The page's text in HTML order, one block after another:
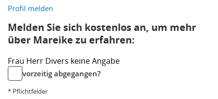
Profil melden
Melden Sie sich kostenlos an, um mehr
über Mareike zu erfahren:
Frau Herr Divers keine Angabe
vorzeitig abgegangen?
* Pflichtfelder